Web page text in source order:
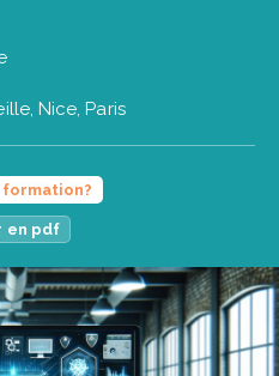
Nice, Paris
en pdf